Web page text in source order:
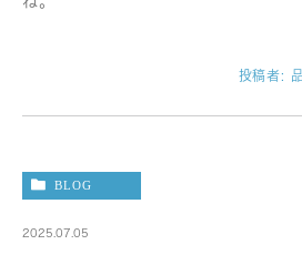
投稿者:
BLOG
2025.07.05